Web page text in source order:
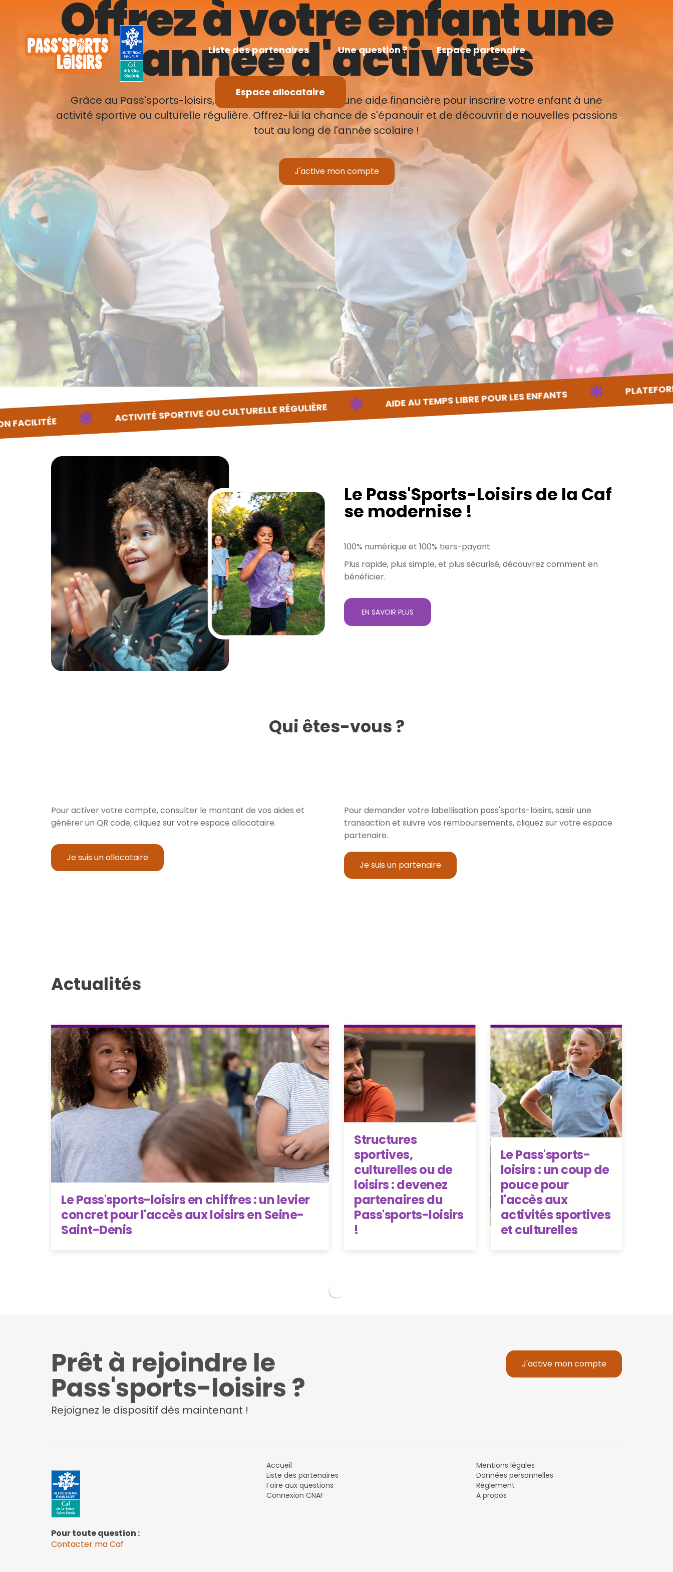
Liste des partenaires Une question ? Espace partenaire
Espace allocataire
Offrez à votre enfant une
année d'activités
Grâce au Pass'sports-loisirs, vous pouvez bénéficier d'une aide financière pour inscrire votre enfant à une
activité sportive ou culturelle régulière. Offrez-lui la chance de s'épanouir et de découvrir de nouvelles passions
tout au long de l'année scolaire !
J'active mon compte
ACTIVITÉ SPORTIVE OU CULTURELLE RÉGULIÈRE * AIDE AU TEMPS LIBRE POUR LES ENFANTS * PLATEFORME 100%
Le Pass'Sports-Loisirs de la Caf
se modernise !
100% numérique et 100% tiers-payant.
Plus rapide, plus simple, et plus sécurisé, découvrez comment en
bénéficier.
EN SAVOIR PLUS
Qui êtes-vous ?
Pour activer votre compte, consulter le montant de vos aides et
générer un QR code, cliquez sur votre espace allocataire.
Je suis un allocataire
Pour demander votre labellisation pass'sports-loisirs, saisir une
transaction et suivre vos remboursements, cliquez sur votre espace
partenaire.
Je suis un partenaire
Actualités
Le Pass'sports-loisirs en chiffres : un levier
concret pour l'accès aux loisirs en Seine-
Saint-Denis
Structures
sportives,
culturelles ou de
loisirs : devenez
partenaires du
Pass'sports-loisirs
!
Le Pass'sports-
loisirs : un coup de
pouce pour
l'accès aux
activités sportives
et culturelles
Prêt à rejoindre le
Pass'sports-loisirs ?
Rejoignez le dispositif dès maintenant !
J'active mon compte
Pour toute question :
Contacter ma Caf
Accueil
Liste des partenaires
Foire aux questions
Connexion CNAF
Mentions légales
Données personnelles
Réglement
A propos